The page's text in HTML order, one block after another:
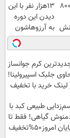
درآمد ماهی 800
13هزار نفر با این
دیدن این دوره
به آرزوهاشون
رسیدن | ثبت‌‌نام
رایگان
کرم جوانساز
جلبک اسپیرولینا!
لینک خرید با تخفیف
طبیعی کبد با
گیاهی! فقط تا
امروز50%تخفیف